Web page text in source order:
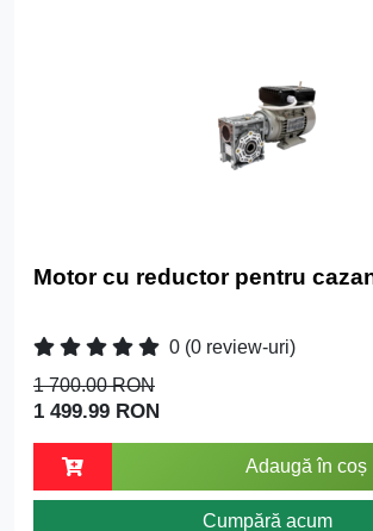
Motor cu reductor pentru
0 (0 review-uri)
1 700.00 RON
1 499.99 RON
Adaugă în coș
Cumpără acum